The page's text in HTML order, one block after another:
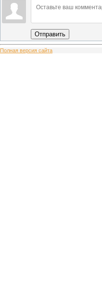
Отправить
Полная версия сайта